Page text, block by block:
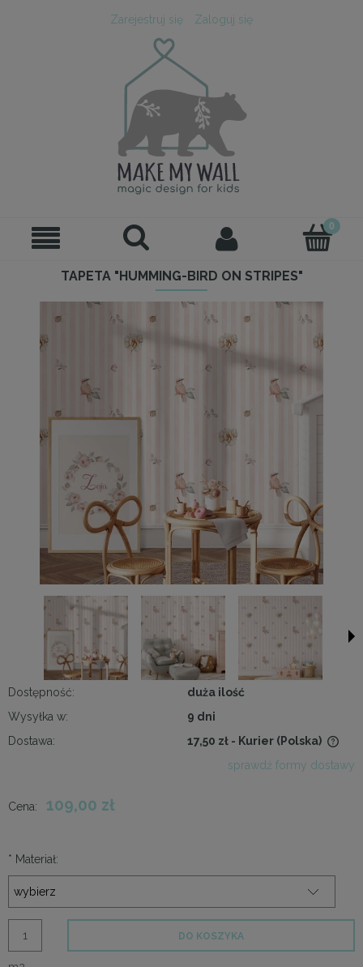
Zarejestruj się Zaloguj się
TAPETA "HUMMING-BIRD ON STRIPES"
Dostępność:
duża ilość
Wysyłka w:
9 dni
Dostawa:
17,50 zł - Kurier (Polska)
sprawdź formy dostawy
Cena: 109,00 zł
* Materiał:
DO KOSZYKA